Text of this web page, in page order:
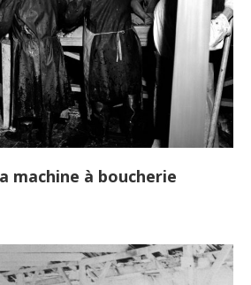
machine à boucherie